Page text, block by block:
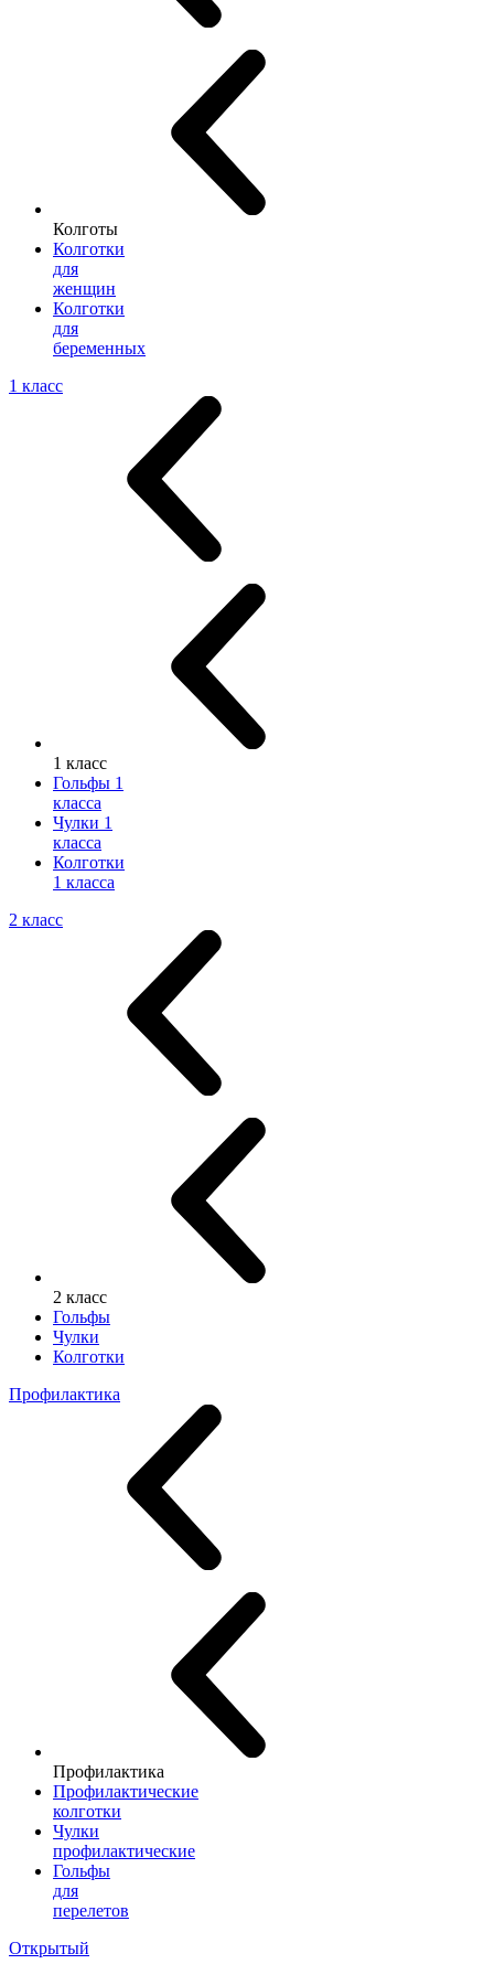
Колготы
Колготки
для
женщин
Колготки
для
беременных
1 класс
1 класс
Гольфы 1
класса
Чулки 1
класса
Колготки
1 класса
2 класс
2 класс
Гольфы
Чулки
Колготки
Профилактика
Профилактика
Профилактические
колготки
Чулки
профилактические
Гольфы
для
перелетов
Открытый